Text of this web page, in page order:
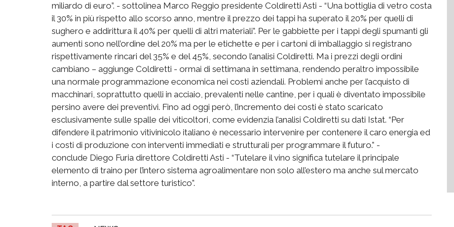
miliardo di euro”. - sottolinea Marco Reggio presidente Coldiretti Asti - “Una bottiglia di vetro costa
il 30% in più rispetto allo scorso anno, mentre il prezzo dei tappi ha superato il 20% per quelli di
sughero e addirittura il 40% per quelli di altri materiali”. Per le gabbiette per i tappi degli spumanti gli
aumenti sono nell’ordine del 20% ma per le etichette e per i cartoni di imballaggio si registrano
rispettivamente rincari del 35% e del 45%, secondo l’analisi Coldiretti. Ma i prezzi degli ordini
cambiano – aggiunge Coldiretti - ormai di settimana in settimana, rendendo peraltro impossibile
una normale programmazione economica nei costi aziendali. Problemi anche per l’acquisto di
macchinari, soprattutto quelli in acciaio, prevalenti nelle cantine, per i quali è diventato impossibile
persino avere dei preventivi. Fino ad oggi però, l’incremento dei costi è stato scaricato
esclusivamente sulle spalle dei viticoltori, come evidenzia l’analisi Coldiretti su dati Istat. “Per
difendere il patrimonio vitivinicolo italiano è necessario intervenire per contenere il caro energia ed
i costi di produzione con interventi immediati e strutturali per programmare il futuro.” -
conclude Diego Furia direttore Coldiretti Asti - “Tutelare il vino significa tutelare il principale
elemento di traino per l’intero sistema agroalimentare non solo all’estero ma anche sul mercato
interno, a partire dal settore turistico”.​